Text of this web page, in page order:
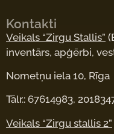
Kontakti
Veikals “Zirgu Stallis”
inventārs, apģērbi,
Nometņu iela 10, Rīga
Tālr.: 67614983,
Veikals “Zirgu stallis 2”